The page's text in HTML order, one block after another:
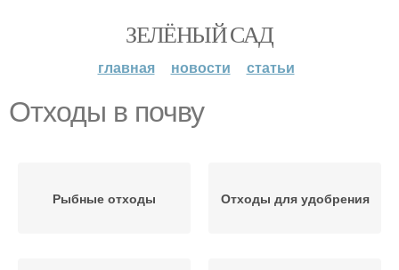
ЗЕЛЁНЫЙ САД
главная новости статьи
Отходы в почву
Рыбные отходы Отходы для удобрения